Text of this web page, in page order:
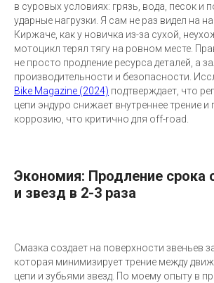
в суровых условиях: грязь, вода, песок и
ударные нагрузки. Я сам не раз видел на
Киржаче, как у новичка из-за сухой,
мотоцикл терял тягу на ровном месте.
не просто продление ресурса деталей, а
производительности и безопасности.
Bike Magazine (2024) подтверждает, что
цепи эндуро снижает внутреннее трение
коррозию, что критично для off-road.
Экономия: Продление срока
и звезд в 2-3 раза
Смазка создает на поверхности звеньев
которая минимизирует трение между
цепи и зубьями звезд. По моему опыту в